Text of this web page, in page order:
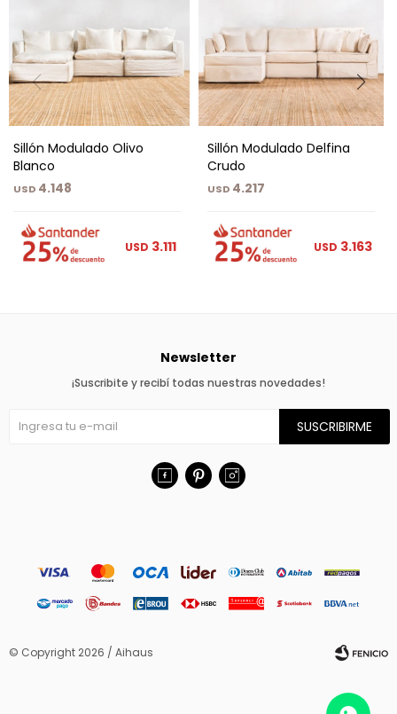
Sillón Modulado Olivo
Blanco
USD 4.148
USD 3.111
Sillón Modulado Delfina
Crudo
USD 4.217
USD 3.163
Newsletter
¡Suscribite y recibí todas nuestras novedades!
SUSCRIBIRME
  
© Copyright 2026 / Aihaus